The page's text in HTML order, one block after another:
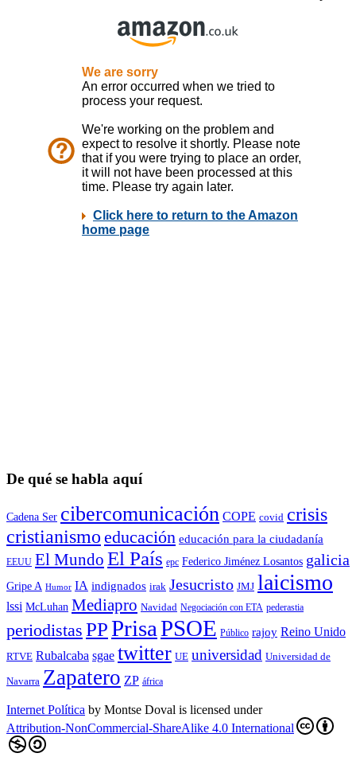
De qué se habla aquí
Cadena Ser cibercomunicación COPE covid crisis
cristianismo educación educación para la ciudadaní­a
EEUU El Mundo El País epc Federico Jiménez Losantos galicia
Gripe A Humor IA indignados irak Jesucristo JMJ laicismo
lssi McLuhan Mediapro Navidad Negociación con ETA pederastia
periodistas PPPrisaPSOE Público rajoy Reino Unido
RTVE Rubalcaba sgae twitter UE universidad Universidad de
Navarra Zapatero ZP áfrica
Internet Política by Montse Doval is licensed under
Attribution-NonCommercial-ShareAlike 4.0 International